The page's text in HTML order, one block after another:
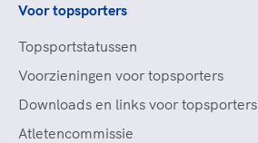
Voor topsporters
Topsportstatussen
Voorzieningen voor topsporters
Downloads en links voor topsporters
Atletencommissie